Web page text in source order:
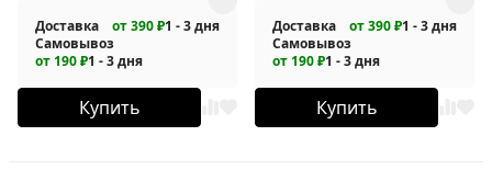
Доставка от 390 ₽1 - 3 дня
Самовывоз
от 190 ₽1 - 3 дня
Купить
Доставка от 390 ₽1 - 3 дня
Самовывоз
от 190 ₽1 - 3 дня
Купить